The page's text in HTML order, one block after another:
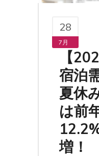
28
7月
【
宿泊
夏休
は前
増！